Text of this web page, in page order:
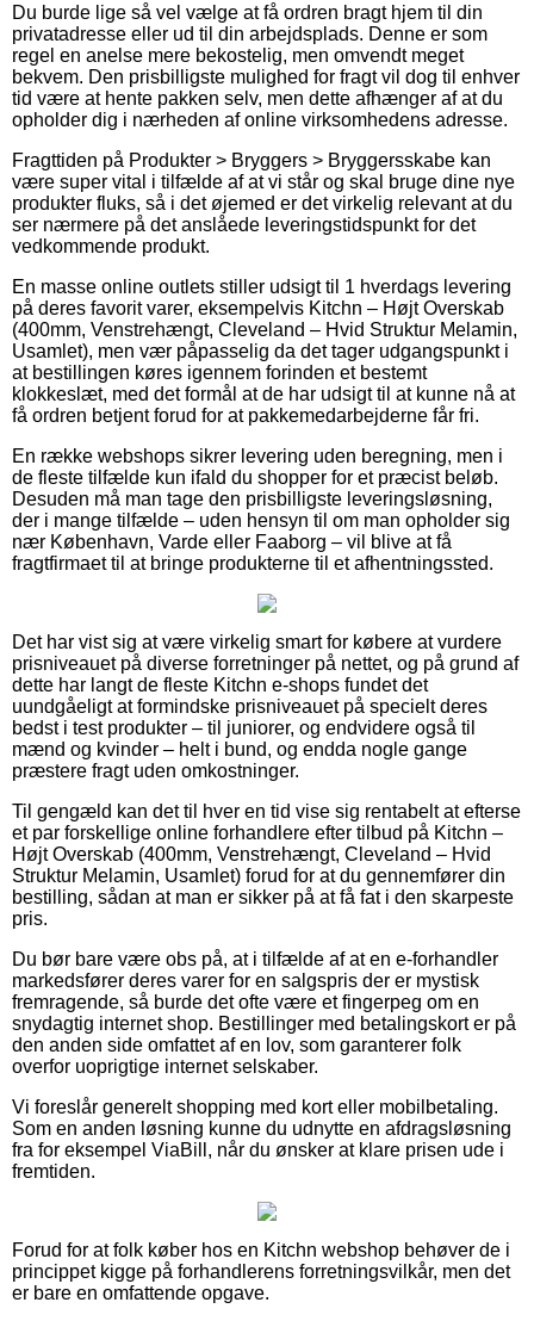
Du burde lige så vel vælge at få ordren bragt hjem til din
privatadresse eller ud til din arbejdsplads. Denne er som
regel en anelse mere bekostelig, men omvendt meget
bekvem. Den prisbilligste mulighed for fragt vil dog til enhver
tid være at hente pakken selv, men dette afhænger af at du
opholder dig i nærheden af online virksomhedens adresse.
Fragttiden på Produkter > Bryggers > Bryggersskabe kan
være super vital i tilfælde af at vi står og skal bruge dine nye
produkter fluks, så i det øjemed er det virkelig relevant at du
ser nærmere på det anslåede leveringstidspunkt for det
vedkommende produkt.
En masse online outlets stiller udsigt til 1 hverdags levering
på deres favorit varer, eksempelvis Kitchn – Højt Overskab
(400mm, Venstrehængt, Cleveland – Hvid Struktur Melamin,
Usamlet), men vær påpasselig da det tager udgangspunkt i
at bestillingen køres igennem forinden et bestemt
klokkeslæt, med det formål at de har udsigt til at kunne nå at
få ordren betjent forud for at pakkemedarbejderne får fri.
En række webshops sikrer levering uden beregning, men i
de fleste tilfælde kun ifald du shopper for et præcist beløb.
Desuden må man tage den prisbilligste leveringsløsning,
der i mange tilfælde – uden hensyn til om man opholder sig
nær København, Varde eller Faaborg – vil blive at få
fragtfirmaet til at bringe produkterne til et afhentningssted.
Det har vist sig at være virkelig smart for købere at vurdere
prisniveauet på diverse forretninger på nettet, og på grund af
dette har langt de fleste Kitchn e-shops fundet det
uundgåeligt at formindske prisniveauet på specielt deres
bedst i test produkter – til juniorer, og endvidere også til
mænd og kvinder – helt i bund, og endda nogle gange
præstere fragt uden omkostninger.
Til gengæld kan det til hver en tid vise sig rentabelt at efterse
et par forskellige online forhandlere efter tilbud på Kitchn –
Højt Overskab (400mm, Venstrehængt, Cleveland – Hvid
Struktur Melamin, Usamlet) forud for at du gennemfører din
bestilling, sådan at man er sikker på at få fat i den skarpeste
pris.
Du bør bare være obs på, at i tilfælde af at en e-forhandler
markedsfører deres varer for en salgspris der er mystisk
fremragende, så burde det ofte være et fingerpeg om en
snydagtig internet shop. Bestillinger med betalingskort er på
den anden side omfattet af en lov, som garanterer folk
overfor uoprigtige internet selskaber.
Vi foreslår generelt shopping med kort eller mobilbetaling.
Som en anden løsning kunne du udnytte en afdragsløsning
fra for eksempel ViaBill, når du ønsker at klare prisen ude i
fremtiden.
Forud for at folk køber hos en Kitchn webshop behøver de i
princippet kigge på forhandlerens forretningsvilkår, men det
er bare en omfattende opgave.